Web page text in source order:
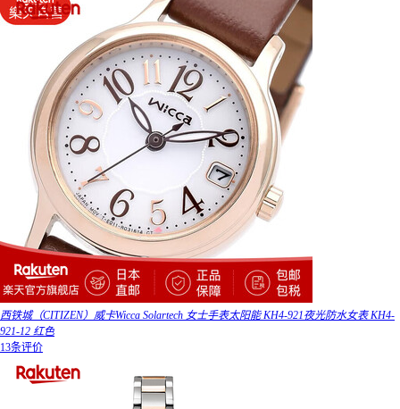
西铁城（CITIZEN）威卡Wicca Solartech 女士手表太阳能 KH4-921夜光防水女表 KH4-
921-12 红色
13条评价